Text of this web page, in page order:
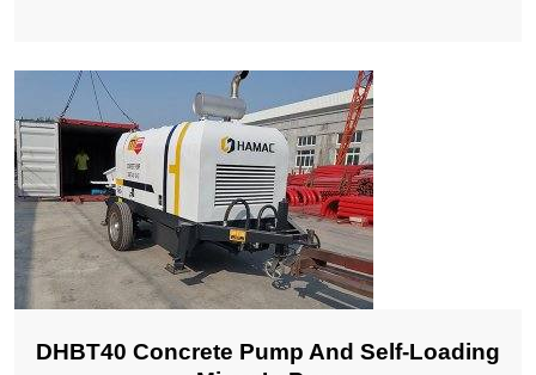
DHBT40 Concrete Pump And Self-Loading